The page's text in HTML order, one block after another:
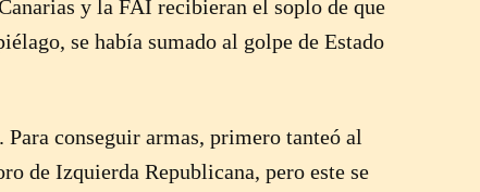
y la FAI recibieran el soplo de que
se había sumado al golpe de Estado
conseguir armas, primero tanteó al
de Izquierda Republicana, pero este se